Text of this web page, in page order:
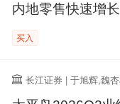
内地零售快速增
买入
长江证券 | 于旭辉,魏